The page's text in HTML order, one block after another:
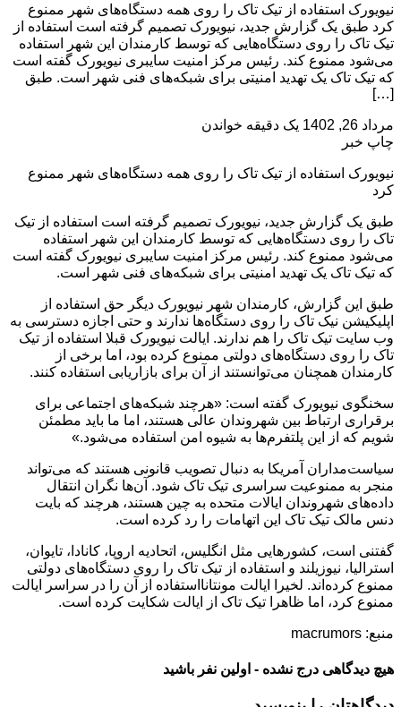
نیویورک استفاده از تیک تاک را روی همه دستگاه‌های شهر ممنوع
کرد طبق یک گزارش جدید، نیویورک تصمیم گرفته است استفاده از
تیک تاک را روی دستگاه‌هایی که توسط کارمندان این شهر استفاده
می‌شود ممنوع کند. رئیس مرکز امنیت سایبری نیویورک گفته است
که تیک تاک یک تهدید امنیتی برای شبکه‌های فنی شهر است. طبق
[…]
مرداد 26, 1402
یک دقیقه خواندن
چاپ خبر
نیویورک استفاده از تیک تاک را روی همه دستگاه‌های شهر ممنوع
کرد
طبق یک گزارش جدید، نیویورک تصمیم گرفته است استفاده از تیک
تاک را روی دستگاه‌هایی که توسط کارمندان این شهر استفاده
می‌شود ممنوع کند. رئیس مرکز امنیت سایبری نیویورک گفته است
که تیک تاک یک تهدید امنیتی برای شبکه‌های فنی شهر است.
طبق این گزارش، کارمندان شهر نیویورک دیگر حق استفاده از
اپلیکیشن نیک تاک را روی دستگاه‌ها ندارند و حتی اجازه دسترسی به
وب سایت تیک تاک را هم ندارند. ایالت نیویورک قبلا استفاده از تیک
تاک را روی دستگاه‌های دولتی ممنوع کرده بود، اما برخی از
کارمندان همچنان می‌توانستند از آن برای بازاریابی استفاده کنند.
سخنگوی نیویورک گفته است: «هرچند شبکه‌های اجتماعی برای
برقراری ارتباط بین شهروندان عالی هستند، اما ما باید مطمئن
شویم که از این پلتفرم‌ها به شیوه امن استفاده می‌شود.»
سیاست‌مداران آمریکا به دنبال تصویب قانونی هستند که می‌تواند
منجر به ممنوعیت سراسری تیک تاک شود. آن‌ها نگران انتقال
داده‌های شهروندان ایالات متحده به چین هستند، هرچند که بایت
دنس مالک تیک تاک این اتهامات را رد کرده است.
گفتنی است، کشورهایی مثل انگلیس، اتحادیه اروپا، کانادا، تایوان،
استرالیا، نیوزیلند و استفاده از تیک تاک را روی دستگاه‌های دولتی
ممنوع کرده‌اند. لخیرا ایالت مونتانااستفاده از آن را در سراسر ایالت
ممنوع کرد، اما ظاهرا تیک تاک از ایالت شکایت کرده است.
منبع: macrumors
هیچ دیدگاهی درج نشده - اولین نفر باشید